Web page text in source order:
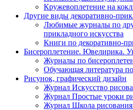
Кружевоплетение на
Другие виды декоративно-
Любимые журналы по
прикладного искусства
Книги по декоративно-
Бисероплетение. Ювелирика.
Журналы по
Обучающая литература
Рисунок, графический дизайн
Журнал Искусство
Журнал Простые уроки
Журнал Школа